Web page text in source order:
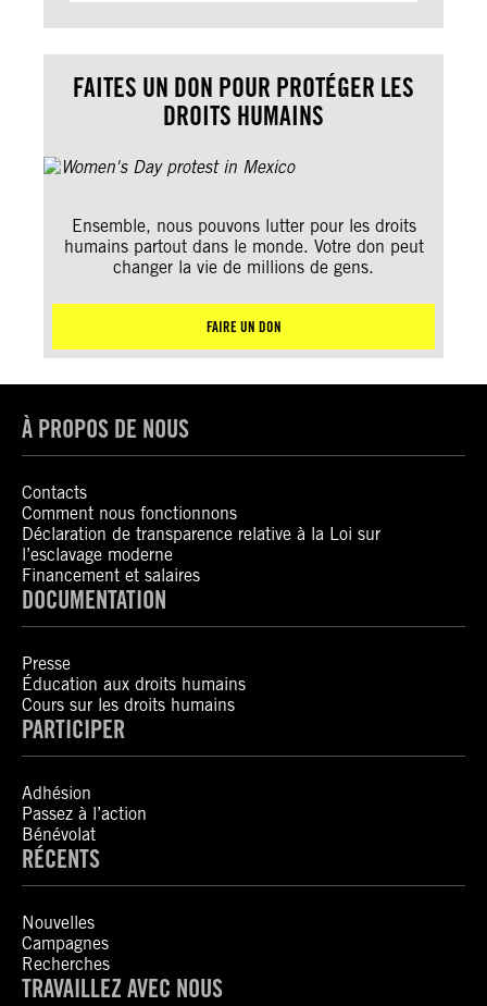
FAITES UN DON POUR PROTÉGER LES
DROITS HUMAINS
Ensemble, nous pouvons lutter pour les droits
humains partout dans le monde. Votre don peut
changer la vie de millions de gens.
FAIRE UN DON
À PROPOS DE NOUS
Contacts
Comment nous fonctionnons
Déclaration de transparence relative à la Loi sur
l’esclavage moderne
Financement et salaires
DOCUMENTATION
Presse
Éducation aux droits humains
Cours sur les droits humains
PARTICIPER
Adhésion
Passez à l’action
Bénévolat
RÉCENTS
Nouvelles
Campagnes
Recherches
TRAVAILLEZ AVEC NOUS